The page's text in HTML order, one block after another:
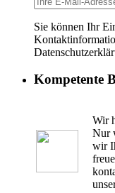
Sie können Ihr
Kompetente
Wir
Nur
wir